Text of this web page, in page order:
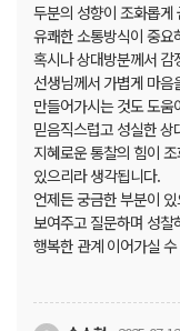
두분의 성향이 조화롭게
유쾌한 소통방식이 중요
혹시나 상대방분께서 감
선생님께서 가볍게 마
만들어가시는 것도 도움
믿음직스럽고 성실한
지혜로운 통찰의 힘이
있으리라 생각됩니다.
언제든 궁금한 부분이
보여주고 질문하며 성찰
행복한 관계 이어가실